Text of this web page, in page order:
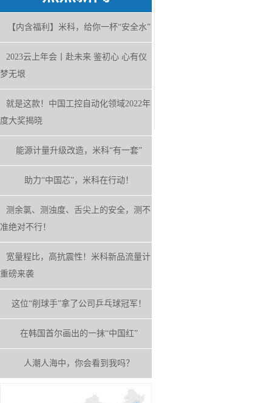
【内含福利】米科，给你一杯“安全水”
2023云上年会丨赴未来 鉴初心 心有仪
梦无垠
就是这款！中国工控自动化领域2022年
度大奖揭晓
能源计量升级改造，米科“有一套”
助力“中国芯”，米科在行动！
测余氯、测浊度、舌尖上的安全，测不
准绝对不行！
宽量程比，高抗震性！米科新品流量计
重磅来袭
这位“削球手”拿了公司乒乓球冠军！
在韩国首尔画出的一抹“中国红”
人潮人海中，你会看到我吗？